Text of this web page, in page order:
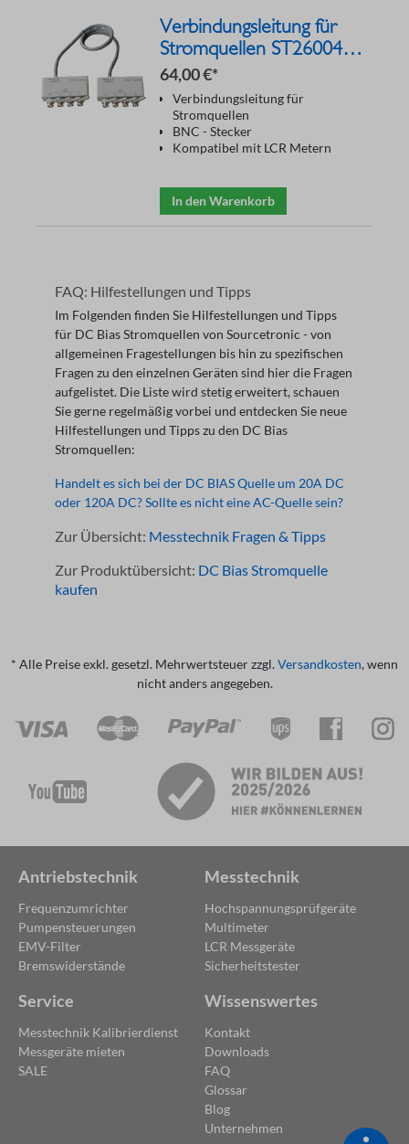
Verbindungsleitung für
Stromquellen ST26004E-
1
64,00 €*
Verbindungsleitung für
Stromquellen
BNC - Stecker
Kompatibel mit LCR Metern
In den Warenkorb
FAQ: Hilfestellungen und Tipps
Im Folgenden finden Sie Hilfestellungen und Tipps
für DC Bias Stromquellen von Sourcetronic - von
allgemeinen Fragestellungen bis hin zu spezifischen
Fragen zu den einzelnen Geräten sind hier die Fragen
aufgelistet. Die Liste wird stetig erweitert, schauen
Sie gerne regelmäßig vorbei und entdecken Sie neue
Hilfestellungen und Tipps zu den DC Bias
Stromquellen:
Handelt es sich bei der DC BIAS Quelle um 20A DC
oder 120A DC? Sollte es nicht eine AC-Quelle sein?
Zur Übersicht: Messtechnik Fragen & Tipps
Zur Produktübersicht: DC Bias Stromquelle
kaufen
* Alle Preise exkl. gesetzl. Mehrwertsteuer zzgl. Versandkosten, wenn
nicht anders angegeben.
Antriebstechnik
Frequenzumrichter
Pumpensteuerungen
EMV-Filter
Bremswiderstände
Messtechnik
Hochspannungsprüfgeräte
Multimeter
LCR Messgeräte
Sicherheitstester
Service
Messtechnik Kalibrierdienst
Messgeräte mieten
SALE
Wissenswertes
Kontakt
Downloads
FAQ
Glossar
Blog
Unternehmen